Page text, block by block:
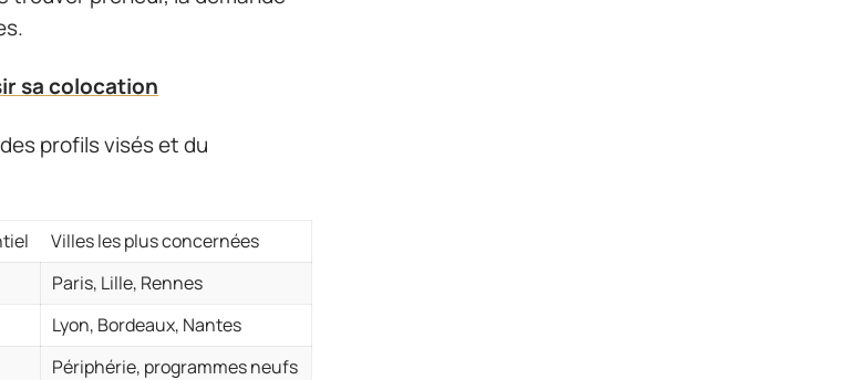
sa colocation
profils visés et du
Villes les plus concernées
Paris, Lille, Rennes
Lyon, Bordeaux, Nantes
Périphérie, programmes neufs